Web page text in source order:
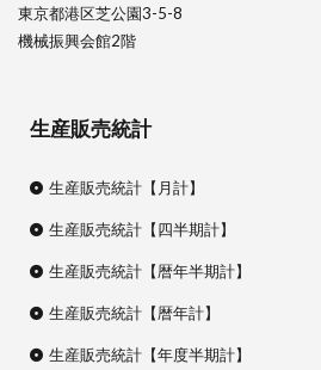
東京都港区芝公園3-5-8
機械振興会館2階
生産販売統計
生産販売統計【月計】
生産販売統計【四半期計】
生産販売統計【暦年半期計】
生産販売統計【暦年計】
生産販売統計【年度半期計】